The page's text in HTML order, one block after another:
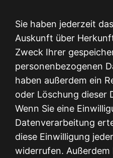
Sie haben jederzeit
Auskunft über
Zweck Ihrer
personenbezogenen
haben außerdem ein
oder Löschung dieser
Wenn Sie eine
Datenverarbeitung
diese Einwilligung
widerrufen. Außerdem